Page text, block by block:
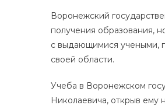
Воронежский
получения образования,
с выдающимися учеными,
своей области.
Учеба в Воронежском
Николаевича, открыв ему